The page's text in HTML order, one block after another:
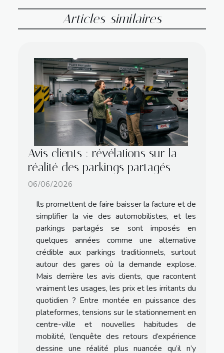
Articles similaires
Avis clients : révélations sur la
réalité des parkings partagés
06/06/2026
Ils promettent de faire baisser la facture et de
simplifier la vie des automobilistes, et les
parkings partagés se sont imposés en
quelques années comme une alternative
crédible aux parkings traditionnels, surtout
autour des gares où la demande explose.
Mais derrière les avis clients, que racontent
vraiment les usages, les prix et les irritants du
quotidien ? Entre montée en puissance des
plateformes, tensions sur le stationnement en
centre-ville et nouvelles habitudes de
mobilité, l’enquête des retours d’expérience
dessine une réalité plus nuancée qu’il n’y